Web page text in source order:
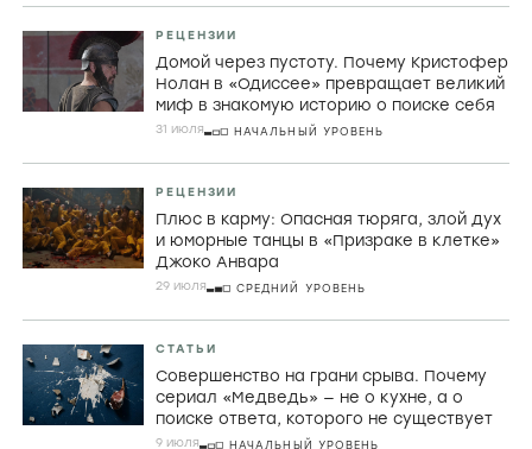
РЕЦЕНЗИИ
Домой через пустоту. Почему Кристофер
Нолан в «Одиссее» превращает великий
миф в знакомую историю о поиске себя
31 июля НАЧАЛЬНЫЙ УРОВЕНЬ
РЕЦЕНЗИИ
Плюс в карму: Опасная тюряга, злой дух
и юморные танцы в «Призраке в клетке»
Джоко Анвара
29 июля СРЕДНИЙ УРОВЕНЬ
СТАТЬИ
Совершенство на грани срыва. Почему
сериал «Медведь» — не о кухне, а о
поиске ответа, которого не существует
9 июля НАЧАЛЬНЫЙ УРОВЕНЬ